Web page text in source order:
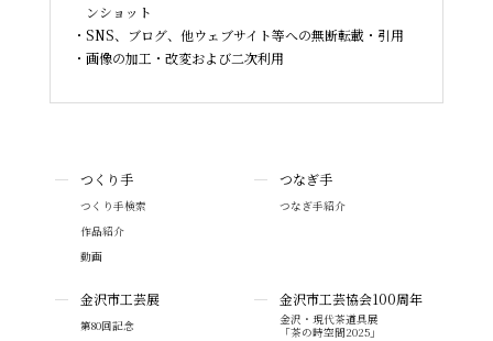
ンショット
SNS、ブログ、他ウェブサイト等への無断転載・引用
画像の加工・改変および二次利用
つくり手
つくり手検索
作品紹介
動画
つなぎ手
つなぎ手紹介
金沢市工芸展
第80回記念
金沢市工芸協会100周年
金沢・現代茶道具展
「茶の時空間2025」